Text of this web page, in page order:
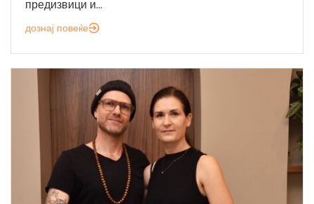
предизвици и...
дознај повеќе